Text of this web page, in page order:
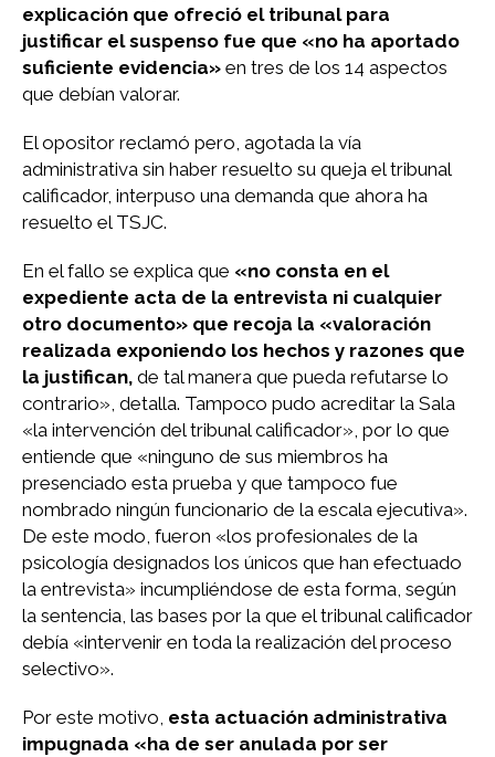
explicación que ofreció el tribunal para
justificar el suspenso fue que «no ha aportado
suficiente evidencia» en tres de los 14 aspectos
que debían valorar.
El opositor reclamó pero, agotada la vía
administrativa sin haber resuelto su queja el tribunal
calificador, interpuso una demanda que ahora ha
resuelto el TSJC.
En el fallo se explica que «no consta en el
expediente acta de la entrevista ni cualquier
otro documento» que recoja la «valoración
realizada exponiendo los hechos y razones que
la justifican, de tal manera que pueda refutarse lo
contrario», detalla. Tampoco pudo acreditar la Sala
«la intervención del tribunal calificador», por lo que
entiende que «ninguno de sus miembros ha
presenciado esta prueba y que tampoco fue
nombrado ningún funcionario de la escala ejecutiva».
De este modo, fueron «los profesionales de la
psicología designados los únicos que han efectuado
la entrevista» incumpliéndose de esta forma, según
la sentencia, las bases por la que el tribunal calificador
debía «intervenir en toda la realización del proceso
selectivo».
Por este motivo, esta actuación administrativa
impugnada «ha de ser anulada por ser